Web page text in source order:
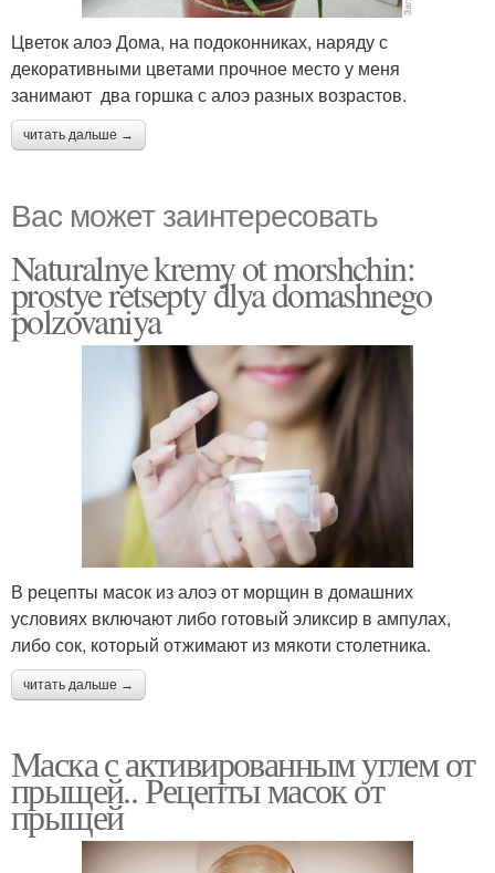
Цветок алоэ Дома, на подоконниках, наряду с
декоративными цветами прочное место у меня
занимают два горшка с алоэ разных возрастов.
читать дальше →
Вас может заинтересовать
Naturalnye kremy ot morshchin:
prostye retsepty dlya domashnego
polzovaniya
В рецепты масок из алоэ от морщин в домашних
условиях включают либо готовый эликсир в ампулах,
либо сок, который отжимают из мякоти столетника.
читать дальше →
Маска с активированным углем от
прыщей.. Рецепты масок от
прыщей